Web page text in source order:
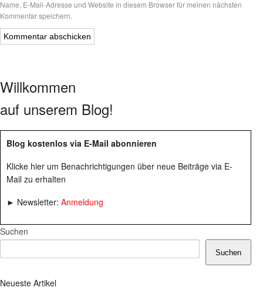
Name, E-Mail-Adresse und Website in diesem Browser für meinen nächsten
Kommentar speichern.
Willkommen
auf unserem Blog!
Blog kostenlos via E-Mail abonnieren
Klicke hier um Benachrichtigungen über neue Beiträge via E-
Mail zu erhalten
► Newsletter: Anmeldung
Suchen
Suchen
Neueste Artikel